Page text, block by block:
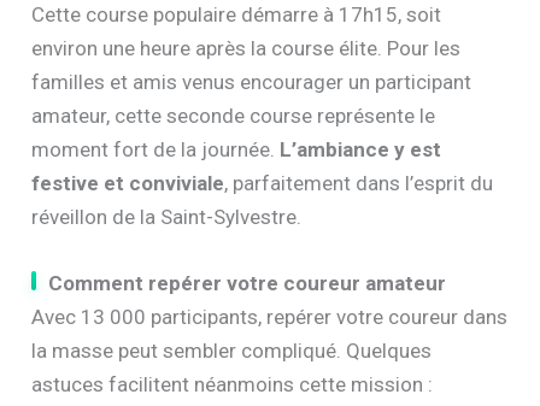
Cette course populaire démarre à 17h15, soit
environ une heure après la course élite. Pour les
familles et amis venus encourager un participant
amateur, cette seconde course représente le
moment fort de la journée. L’ambiance y est
festive et conviviale, parfaitement dans l’esprit du
réveillon de la Saint-Sylvestre.
Comment repérer votre coureur amateur
Avec 13 000 participants, repérer votre coureur dans
la masse peut sembler compliqué. Quelques
astuces facilitent néanmoins cette mission :